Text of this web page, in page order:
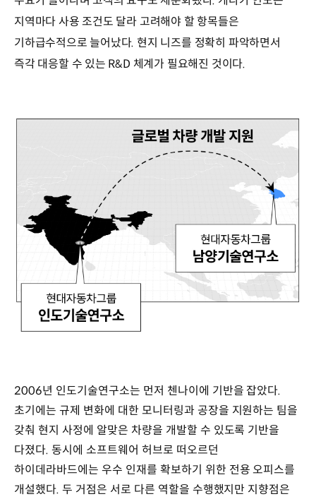
지역마다 사용 조건도 달라 고려해야 할 항목들은
기하급수적으로 늘어났다. 현지 니즈를 정확히 파악하면서
즉각 대응할 수 있는 R&D 체계가 필요해진 것이다.
2006년 인도기술연구소는 먼저 첸나이에 기반을 잡았다.
초기에는 규제 변화에 대한 모니터링과 공장을 지원하는 팀을
갖춰 현지 사정에 알맞은 차량을 개발할 수 있도록 기반을
다졌다. 동시에 소프트웨어 허브로 떠오르던
하이데라바드에는 우수 인재를 확보하기 위한 전용 오피스를
개설했다. 두 거점은 서로 다른 역할을 수행했지만 지향점은